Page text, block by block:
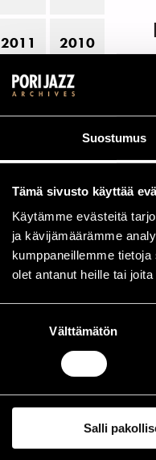
Suostumus
Tämä sivusto käyttää
Käytämme evästeitä
ja kävijämäärämme
kumppaneillemme
olet antanut heille tai
Välttämätön
Salli
2011 2010
2005
2001 2000
1996 1995
1990
1985